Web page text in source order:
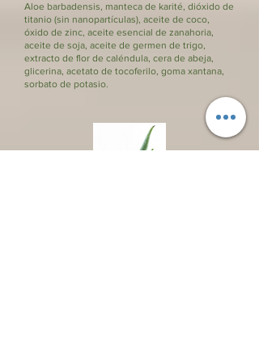
Aloe barbadensis, manteca de karité, dióxido de
titanio (sin nanopartículas), aceite de coco,
óxido de zinc, aceite esencial de zanahoria,
aceite de soja, aceite de germen de trigo,
extracto de flor de caléndula, cera de abeja,
glicerina, acetato de tocoferilo, goma xantana,
sorbato de potasio.